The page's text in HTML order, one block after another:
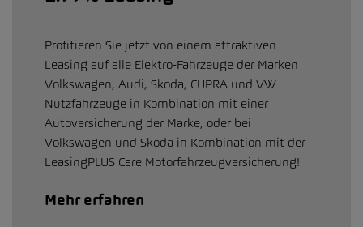
Profitieren Sie jetzt von einem attraktiven
Leasing auf alle Elektro-Fahrzeuge der Marken
Volkswagen, Audi, Skoda, CUPRA und VW
Nutzfahrzeuge in Kombination mit einer
Autoversicherung der Marke, oder bei
Volkswagen und Skoda in Kombination mit der
LeasingPLUS Care Motorfahrzeugversicherung!
Mehr erfahren